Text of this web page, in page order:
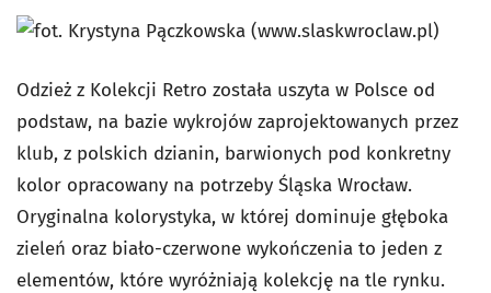
Odzież z Kolekcji Retro została uszyta w Polsce od
podstaw, na bazie wykrojów zaprojektowanych przez
klub, z polskich dzianin, barwionych pod konkretny
kolor opracowany na potrzeby Śląska Wrocław.
Oryginalna kolorystyka, w której dominuje głęboka
zieleń oraz biało-czerwone wykończenia to jeden z
elementów, które wyróżniają kolekcję na tle rynku.